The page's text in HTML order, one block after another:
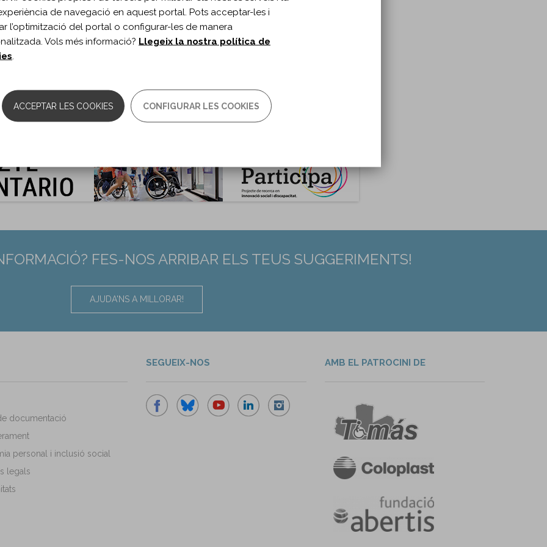
BIBLIOGRÀFICA
2021
2021;49(3)
de document:
425-434
10.3233/NRE-210088
34542038
FES-NOS ARRIBAR ELS TEUS SUGGERIMENTS!
AJUDA'NS A MILLORAR!
documentació
personal i inclusió social
legals
SEGUEIX-NOS AMB EL PATROCINI DE
de navegació en aquest portal. Pots acceptar-les i
l’optimització del portal o configurar-les de manera
Vols més informació? Llegeix la nostra política de
ACCEPTAR LES COOKIES CONFIGURAR LES COOKIES